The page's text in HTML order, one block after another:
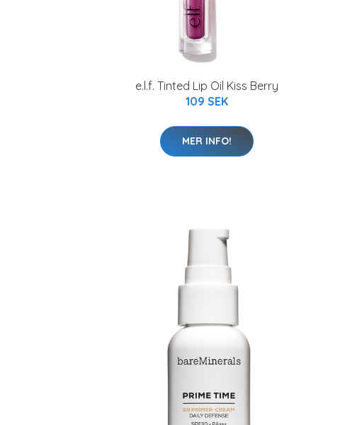
e.l.f. Tinted Lip Oil Kiss Berry
109 SEK
MER INFO!